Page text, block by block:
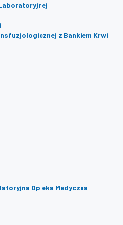
z Bankiem Krwi
Opieka Medyczna